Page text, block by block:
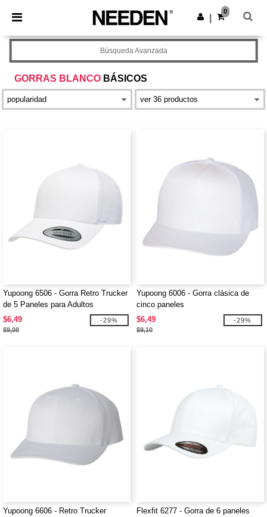
× App de Needen
¡Mejores precios en app!
Descargar app
0
GORRAS BLANCO BÁSICOS
Búsqueda Avanzada
Yupoong 6506 - Gorra Retro Trucker
de 5 Paneles para Adultos
$6,49
$9,08
-29%
Yupoong 6006 - Gorra clásica de
cinco paneles
$6,49
$9,10
-29%
Yupoong 6606 - Retro Trucker
Flexfit 6277 - Gorra de 6 paneles